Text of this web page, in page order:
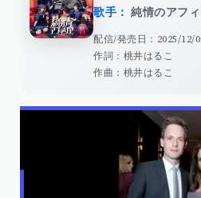
歌手： 純情のアフ
配信/発売日：2025/12/
作詞：桃井はるこ
作曲：桃井はるこ